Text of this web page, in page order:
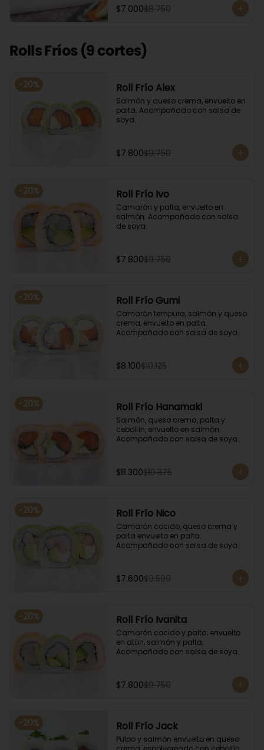
$7.000$8.750
Rolls Fríos (9 cortes)
-20% Roll Frío Alex
Salmón y queso crema, envuelto en
palta. Acompañado con salsa de
soya.
$7.800$9.750
-20% Roll Frío Ivo
Camarón y palta, envuelto en
salmón. Acompañado con salsa
de soya.
$7.800$9.750
-20% Roll Frío Gumi
Camarón tempura, salmón y queso
crema, envuelto en palta.
Acompañado con salsa de soya.
$8.100$10.125
-20% Roll Frío Hanamaki
Salmón, queso crema, palta y
cebollín, envuelto en salmón.
Acompañado con salsa de soya.
$8.300$10.375
-20% Roll Frío Nico
Camarón cocido, queso crema y
palta envuelto en palta.
Acompañado con salsa de soya.
$7.600$9.500
-20% Roll Frío Ivanita
Camarón cocido y palta, envuelto
en atún, salmón y palta.
Acompañado con salsa de soya.
$7.800$9.750
-20% Roll Frío Jack
Pulpo y salmón envuelto en queso